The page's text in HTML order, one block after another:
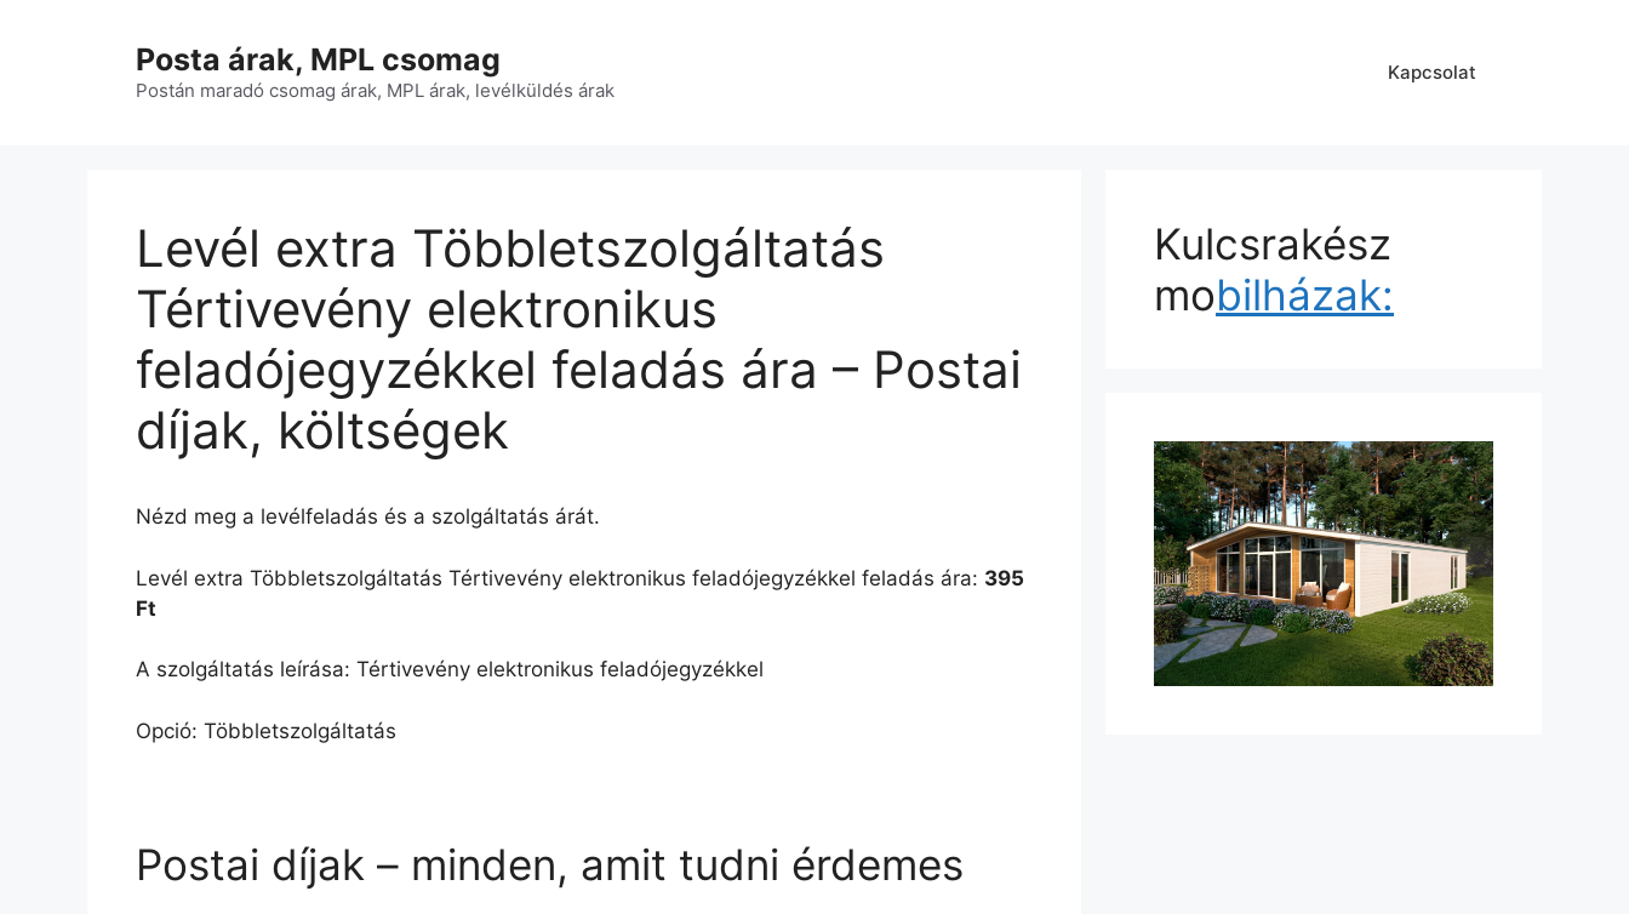
Posta árak, MPL csomag
Postán maradó csomag árak, MPL árak, levélküldés árak
Kapcsolat
Levél extra Többletszolgáltatás
Tértivevény elektronikus
feladójegyzékkel feladás ára – Postai
díjak, költségek
Nézd meg a levélfeladás és a szolgáltatás árát.
Levél extra Többletszolgáltatás Tértivevény elektronikus feladójegyzékkel feladás ára: 395
Ft
A szolgáltatás leírása: Tértivevény elektronikus feladójegyzékkel
Opció: Többletszolgáltatás
Postai díjak – minden, amit tudni érdemes
Kulcsrakész
mobilházak: